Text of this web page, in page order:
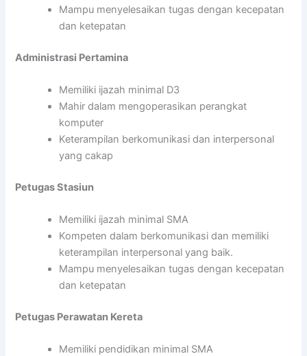
Mampu menyelesaikan tugas dengan kecepatan
dan ketepatan
Administrasi Pertamina
Memiliki ijazah minimal D3
Mahir dalam mengoperasikan perangkat
komputer
Keterampilan berkomunikasi dan interpersonal
yang cakap
Petugas Stasiun
Memiliki ijazah minimal SMA
Kompeten dalam berkomunikasi dan memiliki
keterampilan interpersonal yang baik.
Mampu menyelesaikan tugas dengan kecepatan
dan ketepatan
Petugas Perawatan Kereta
Memiliki pendidikan minimal SMA